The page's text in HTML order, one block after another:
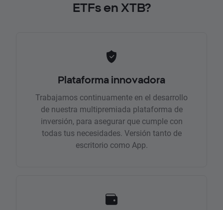
ETFs en XTB?
Plataforma innovadora
Trabajamos continuamente en el desarrollo
de nuestra multipremiada plataforma de
inversión, para asegurar que cumple con
todas tus necesidades. Versión tanto de
escritorio como App.